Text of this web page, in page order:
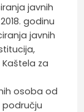
javnih
godinu
javnih
za
osoba od
području